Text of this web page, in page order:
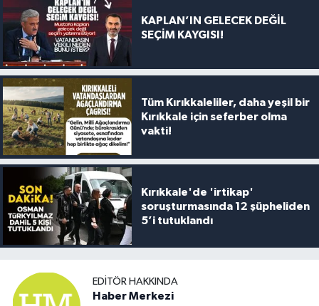
KAPLAN’IN GELECEK DEĞİL
SEÇİM KAYGISI!
Tüm Kırıkkaleliler, daha yeşil bir
Kırıkkale için seferber olma
vakti!
Kırıkkale'de 'irtikap'
soruşturmasında 12 şüpheliden
5’i tutuklandı
EDITÖR HAKKINDA
Haber Merkezi